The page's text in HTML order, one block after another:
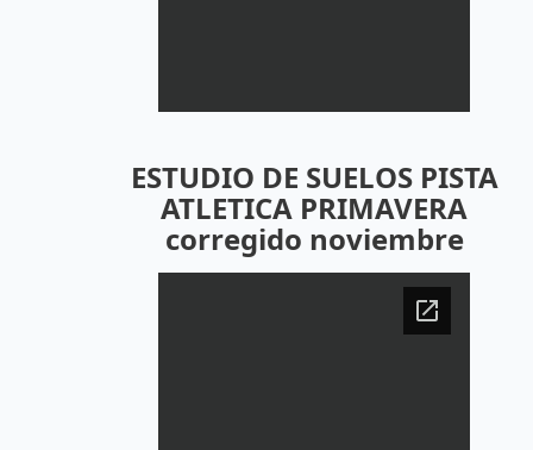
ESTUDIO DE SUELOS PISTA
ATLETICA PRIMAVERA
corregido noviembre